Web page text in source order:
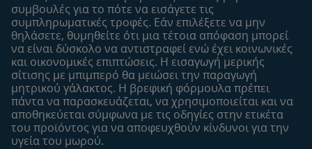
συμβουλές για το πότε να εισάγετε τις
συμπληρωματικές τροφές. Εάν επιλέξετε να μην
θηλάσετε, θυμηθείτε ότι μια τέτοια απόφαση μπορεί
να είναι δύσκολο να αντιστραφεί ενώ έχει κοινωνικές
και οικονομικές επιπτώσεις. Η εισαγωγή μερικής
σίτισης με μπιμπερό θα μειώσει την παραγωγή
μητρικού γάλακτος. Η βρεφική φόρμουλα πρέπει
πάντα να παρασκευάζεται, να χρησιμοποιείται και να
αποθηκεύεται σύμφωνα με τις οδηγίες στην ετικέτα
του προϊόντος για να αποφευχθούν κίνδυνοι για την
υγεία του μωρού.